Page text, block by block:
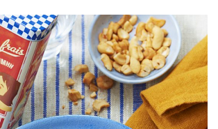
DIFFICULTÉ